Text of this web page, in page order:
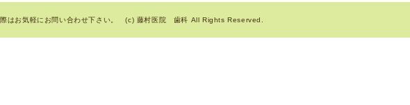
際はお気軽にお問い合わせ下さい。 (c) 藤村医院 歯科 All Rights Reserved.